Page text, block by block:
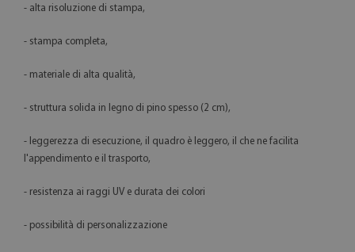
- alta risoluzione di stampa,
- stampa completa,
- materiale di alta qualità,
- struttura solida in legno di pino spesso (2 cm),
- leggerezza di esecuzione, il quadro è leggero, il che ne facilita
l'appendimento e il trasporto,
- resistenza ai raggi UV e durata dei colori
- possibilità di personalizzazione